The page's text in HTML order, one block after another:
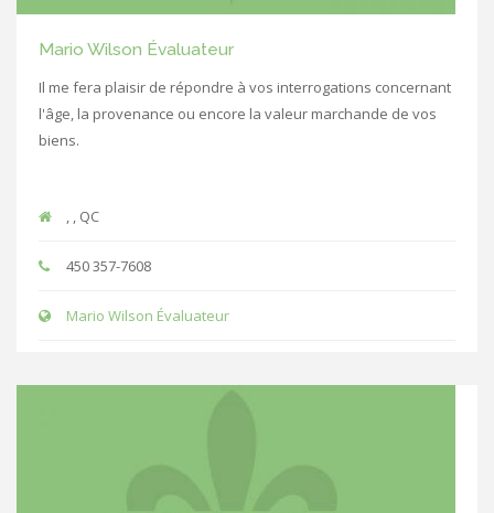
Mario Wilson Évaluateur
Il me fera plaisir de répondre à vos interrogations concernant
l'âge, la provenance ou encore la valeur marchande de vos
biens.
, , QC
450 357-7608
Mario Wilson Évaluateur